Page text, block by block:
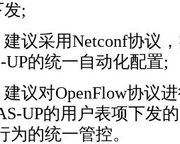
;
议采用Netconf协议
UP的统一自动化配置;
议对OpenFlow协议
UP的用户表项下发
为的统一管控。